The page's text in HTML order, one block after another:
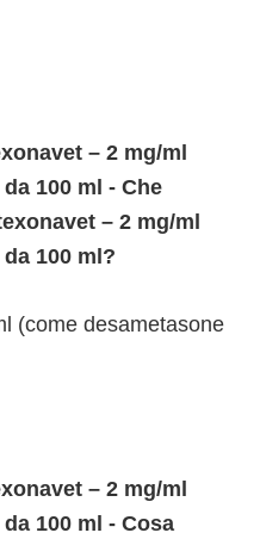
– 2 mg/ml
100 ml - Che
– 2 mg/ml
100 ml?
(come desametasone
– 2 mg/ml
100 ml - Cosa